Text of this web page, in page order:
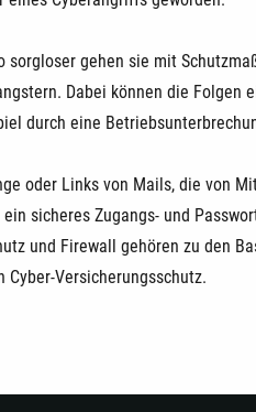
gehen sie mit
Dabei können die Folgen
durch eine
oder Links von Mails, die von
sicheres Zugangs- und
und Firewall gehören zu den
Cyber-Versicherungsschutz.